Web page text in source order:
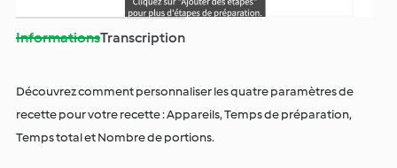
Ajouter des astuces et conseils
vidéo
InformationsTranscription
Découvrez comment personnaliser les quatre paramètres de
recette pour votre recette : Appareils, Temps de préparation,
Temps total et Nombre de portions.